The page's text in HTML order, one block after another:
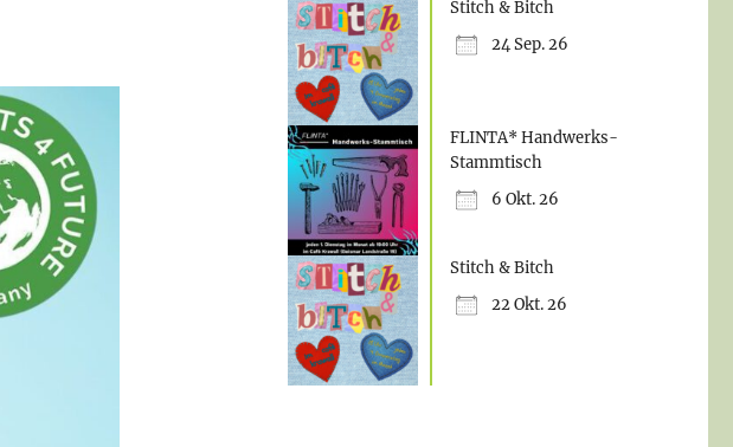
Office 365
Stitch & Bitch
24 Sep. 26
FLINTA* Handwerks-
Stammtisch
6 Okt. 26
Stitch & Bitch
22 Okt. 26